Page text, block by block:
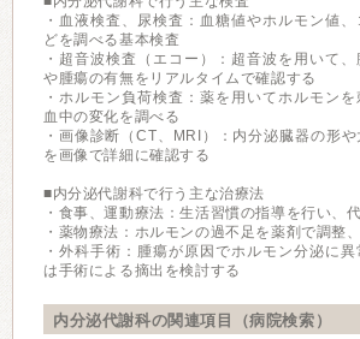
・血液検査、尿検査：血糖値やホルモン値
どを調べる基本検査
・超音波検査（エコー）：超音波を用いて
や腫瘍の有無をリアルタイムで確認する
・ホルモン負荷検査：薬を用いてホルモンを
血中の変化を調べる
・画像診断（CT、MRI）：内分泌臓器の形
を画像で詳細に確認する
■内分泌代謝科で行う主な治療法
・食事、運動療法：生活習慣の指導を行い、
・薬物療法：ホルモンの過不足を薬剤で調整
・外科手術：腫瘍が原因でホルモン分泌に
は手術による摘出を検討する
内分泌代謝科の関連項目（病院検索）